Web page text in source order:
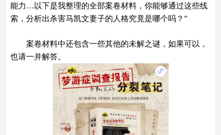
能力…以下是我整理的全部案卷材料，你能够通过这些线
索，分析出杀害马凯文妻子的人格究竟是哪个吗？”
案卷材料中还包含一些其他的未解之谜，如果可以，
也请一并解答。